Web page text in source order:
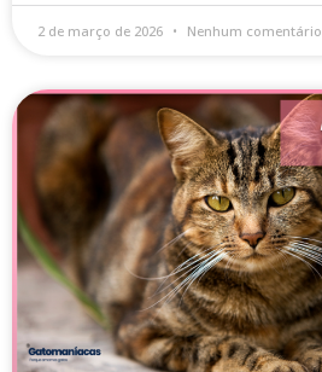
2 de março de 2026 Nenhum comentário